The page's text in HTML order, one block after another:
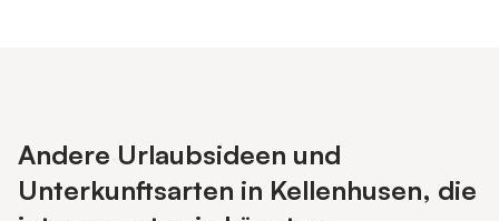
Andere Urlaubsideen und
Unterkunftsarten in Kellenhusen, die